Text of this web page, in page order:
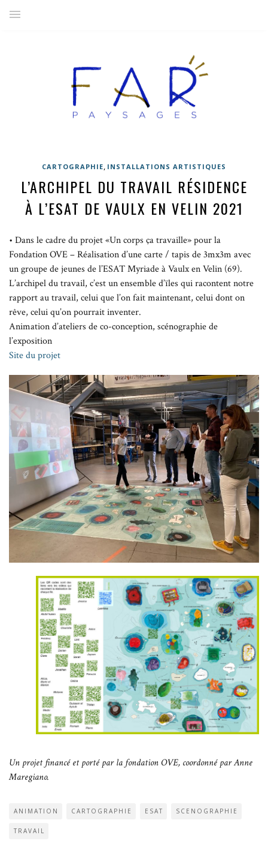
CARTOGRAPHIE, INSTALLATIONS ARTISTIQUES
L’ARCHIPEL DU TRAVAIL RÉSIDENCE
À L’ESAT DE VAULX EN VELIN 2021
• Dans le cadre du projet «Un corps ça travaille» pour la
Fondation OVE – Réalisation d’une carte / tapis de 3mx3m avec
un groupe de jeunes de l’ESAT Myriade à Vaulx en Velin (69).
L’archipel du travail, c’est un ensemble d’ïles qui racontent notre
rapport au travail, celui que l’on fait maintenant, celui dont on
rêve, celui qu’on pourrait inventer.
Animation d’ateliers de co-conception, scénographie de
l’exposition
Site du projet
Un projet financé et porté par la fondation OVE, coordonné par Anne
Maregiano.
ANIMATION CARTOGRAPHIE ESAT SCENOGRAPHIE
TRAVAIL